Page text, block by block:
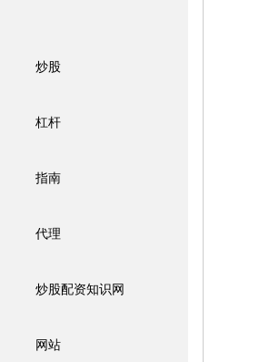
炒股
杠杆
指南
代理
炒股配资知识网
网站